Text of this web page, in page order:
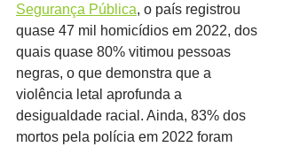
Segurança Pública, o país registrou
quase 47 mil homicídios em 2022, dos
quais quase 80% vitimou pessoas
negras, o que demonstra que a
violência letal aprofunda a
desigualdade racial. Ainda, 83% dos
mortos pela polícia em 2022 foram